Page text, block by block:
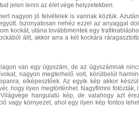
jelen lenni az élet vége helyzetekben.
nagyon jó felvételek is vannak köztük.
Iszonyatosan nehéz ezzel az anyaggal
kockát, utána továbbmentek egy
állt, akkor arra a két kockára
van egy ügyszám, de az ügyszámnak
nagyon megterhelő volt, körülbelül
elképesztőek. Az egyik kép akkor
hogy ilyen megtörténhet. Nagyfilmre fotózták,
hangulatú kép, de valahogy azt
vagy környezet, ahol egy ilyen kép fontos